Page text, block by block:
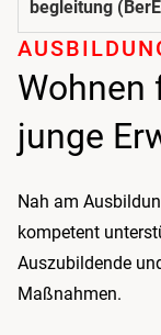
begleitung
Wohnen
junge
Nah am
kompetent
Auszubildende
Maßnahmen.